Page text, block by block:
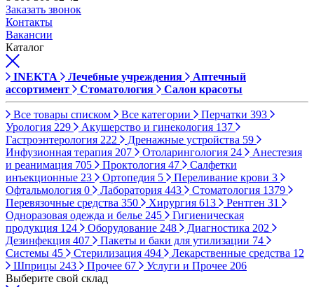
Заказать звонок
Контакты
Вакансии
Каталог
INEKTA Лечебные учреждения
Аптечный
ассортимент
Стоматология Салон красоты
Все товары списком Все категории Перчатки 393
Урология 229 Акушерство и гинекология 137
Гастроэнтерология 222 Дренажные устройства 59
Инфузионная терапия 207 Отоларингология 24
Анестезия
и реанимация 705 Проктология 47
Салфетки
инъекционные 23 Ортопедия 5 Переливание крови 3
Офтальмология 0 Лаборатория 443 Стоматология 1379
Перевязочные средства 350 Хирургия 613 Рентген 31
Одноразовая одежда и белье 245
Гигиеническая
продукция 124 Оборудование 248 Диагностика 202
Дезинфекция 407 Пакеты и баки для утилизации 74
Системы 45 Стерилизация 494 Лекарственные средства 12
Шприцы 243 Прочее 67 Услуги и Прочее 206
Выберите свой склад